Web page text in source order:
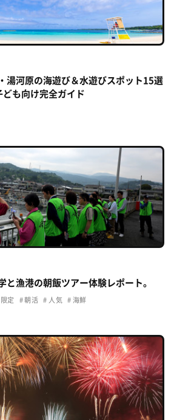
湯河原の海遊び＆水遊びスポット15選
ども向け完全ガイド
と漁港の朝飯ツアー体験レポート。
定 朝活 人気 海鮮